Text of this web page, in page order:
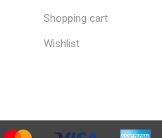
Shopping cart
Wishlist